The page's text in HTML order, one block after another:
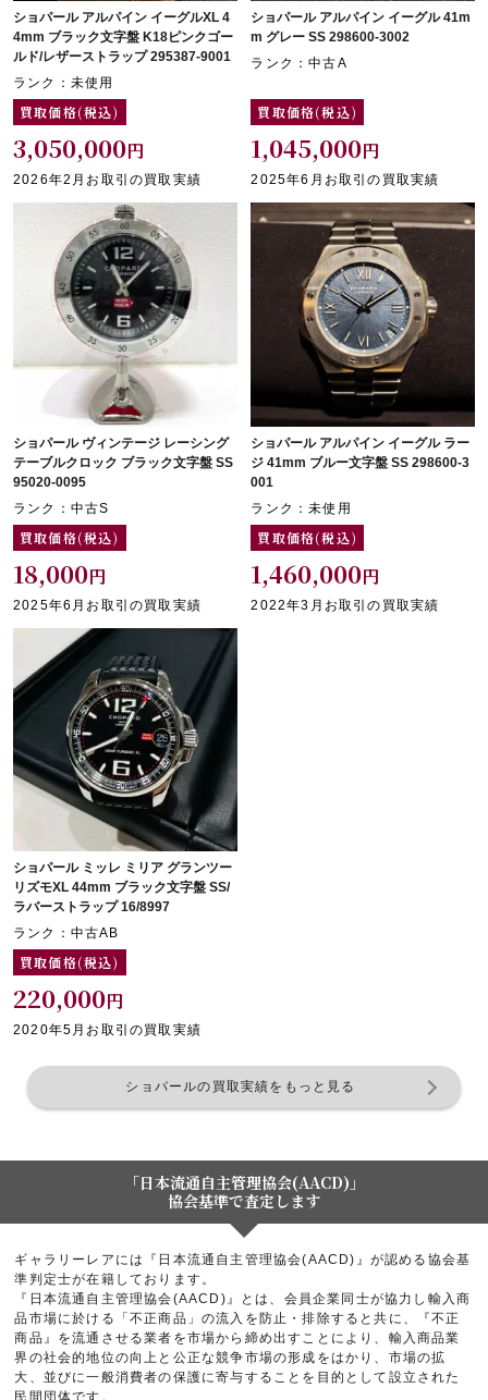
ショパール アルパイン イーグルXL 4
4mm ブラック文字盤 K18ピンクゴー
ルド/レザーストラップ 295387-9001
ランク：未使用
買取価格(税込)
3,050,000円
2026年2月お取引の買取実績
ショパール アルパイン イーグル 41m
m グレー SS 298600-3002
ランク：中古A
買取価格(税込)
1,045,000円
2025年6月お取引の買取実績
ショパール ヴィンテージ レーシング
テーブルクロック ブラック文字盤 SS
95020-0095
ランク：中古S
買取価格(税込)
18,000円
2025年6月お取引の買取実績
ショパール アルパイン イーグル ラー
ジ 41mm ブルー文字盤 SS 298600-3
001
ランク：未使用
買取価格(税込)
1,460,000円
2022年3月お取引の買取実績
ショパール ミッレ ミリア グランツー
リズモXL 44mm ブラック文字盤 SS/
ラバーストラップ 16/8997
ランク：中古AB
買取価格(税込)
220,000円
2020年5月お取引の買取実績
ショパールの買取実績をもっと見る
「日本流通自主管理協会(AACD)」
協会基準で査定します
ギャラリーレアには『日本流通自主管理協会(AACD)』が認める協会基
準判定士が在籍しております。
『日本流通自主管理協会(AACD)』とは、会員企業同士が協力し輸入商
品市場に於ける「不正商品」の流入を防止・排除すると共に、『不正
商品』を流通させる業者を市場から締め出すことにより、輸入商品業
界の社会的地位の向上と公正な競争市場の形成をはかり、市場の拡
大、並びに一般消費者の保護に寄与することを目的として設立された